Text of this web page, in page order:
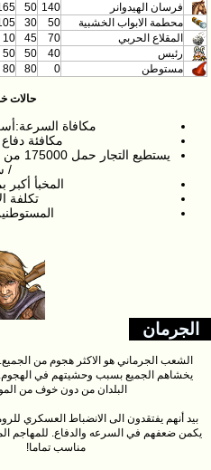
فرسان الهيدوانر
140
50
محطمة الابواب الخشبية
50
30
المقلاع الحربي
70
45
10
رئيس
40
50
50
مستوطن
0
80
80
حالات
مكافاة
مكافئة
/
المخبأ أكبر
تكلفة
الجرمان
الشعب الجرماني هو الاكثر هجوم من
يخشاهم الجميع بسبب وحشيتهم في
البلدان من دون خوف من
بيد أنهم يفتقدون الى الانضباط العسكري
يكمن ضعفهم في السرعه والدفاع. للمهاجم
مناسب تماما!